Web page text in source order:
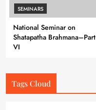
SEMINARS
National Seminar on
Shatapatha Brahmana–Part
VI
Tags Cloud